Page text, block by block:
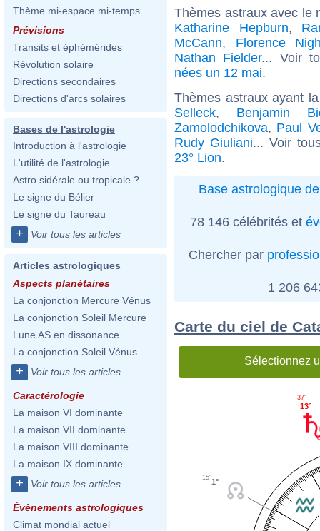
Thème mi-espace mi-temps
Prévisions
Transits et éphémérides
Révolution solaire
Directions secondaires
Directions d'arcs solaires
Bases de l'astrologie
Introduction à l'astrologie
L'utilité de l'astrologie
Astro sidérale ou tropicale ?
Le signe du Bélier
Le signe du Taureau
+ Voir tous les articles
Articles astrologiques
Aspects planétaires
La conjonction Mercure Vénus
La conjonction Soleil Mercure
Lune AS en dissonance
La conjonction Soleil Vénus
+ Voir tous les articles
Caractérologie
La maison VI dominante
La maison VII dominante
La maison VIII dominante
La maison IX dominante
+ Voir tous les articles
Évènements astrologiques
Climat mondial actuel
Thèmes astraux avec le
Katharine Hepburn,
McCann, Florence
Nathan Fielder... Voir
nées un 12 mai.
Thèmes astraux ayant
Selleck, Benjamin
Zamolodchikova, Paul
Rudy Giuliani... Voir
23° Lion.
Base astrologique
78 146 célébrités et
Chercher par
1 206
Carte du ciel de
Sélectionnez
13°
37'
1°
15'